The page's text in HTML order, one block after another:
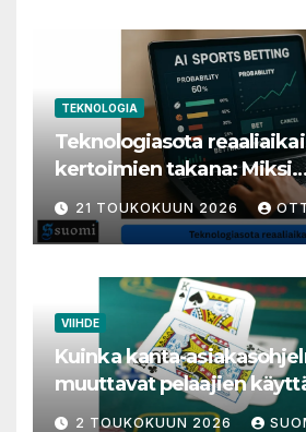
TEKNOLOGIA
Teknologiasota
kertoimien takana: Miksi
millisekunneista tuli
tärkein valuutta
21 TOUKOKUUN 2026
VIIHDE
Kuinka kanta-
muuttavat pelaajien
nettikasinoilla
2 TOUKOKUUN 2026